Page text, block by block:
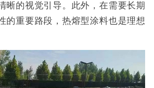
晰的视觉引导。此外，在需要长期
的重要路段，热熔型涂料也是理想